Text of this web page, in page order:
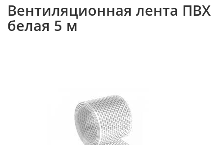
Вентиляционная лента ПВХ
белая 5 м